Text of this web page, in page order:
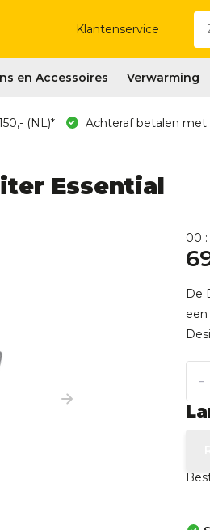
Klantenservice
en Accessoires Verwarming
(NL)* Achteraf betalen met
Essential
00 :
De
-